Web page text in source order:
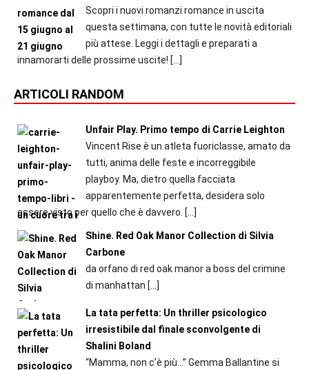
Scopri i nuovi romanzi romance in uscita
questa settimana, con tutte le novità editoriali
più attese. Leggi i dettagli e preparati a
innamorarti delle prossime uscite! […]
ARTICOLI RANDOM
Unfair Play. Primo tempo di Carrie Leighton
Vincent Rise è un atleta fuoriclasse, amato da
tutti, anima delle feste e incorreggibile
playboy. Ma, dietro quella facciata
apparentemente perfetta, desidera solo
essere visto per quello che è davvero. […]
Shine. Red Oak Manor Collection di Silvia
Carbone
da orfano di red oak manor a boss del crimine
di manhattan […]
La tata perfetta: Un thriller psicologico
irresistibile dal finale sconvolgente di
Shalini Boland
“Mamma, non c’è più…” Gemma Ballantine si